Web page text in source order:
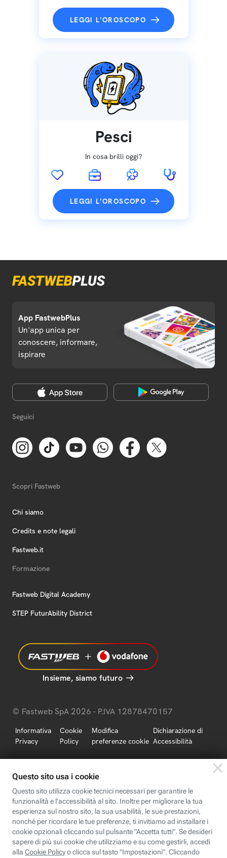
LEGGI L'OROSCOPO
Pesci
In cosa brilli oggi?
LEGGI L'OROSCOPO
App FastwebPlus
Un'app unica per
conoscere, informare,
ispirare
Seguici
Scopri Fastweb
Chi siamo
Credits e note legali
Fastweb.it
Formazione
Fastweb Digital Academy
STEP FuturAbility District
Insieme, siamo futuro
© Fastweb SpA 2026 - P.IVA 12878470157
Informativa
Privacy
Cookie
Policy
Modifica
preferenze cookie
Dichiarazione di
Accessibilità